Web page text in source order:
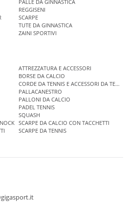
PALLE DA GINNASTICA
REGGISENI
SCARPE
TUTE DA GINNASTICA
ZAINI SPORTIVI
ATTREZZATURA E ACCESSORI
BORSE DA CALCIO
CORDE DA TENNIS E ACCESSORI DA TENNIS
PALLACANESTRO
PALLONI DA CALCIO
PADEL TENNIS
SQUASH
SCARPE DA CALCIO CON TACCHETTI
SCARPE DA TENNIS